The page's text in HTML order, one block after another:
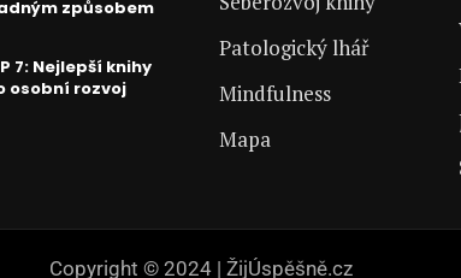
způsobem
7: Nejlepší knihy
osobní rozvoj
Patologický lhář
Mindfulness
Mapa
Copyright © 2024 | ŽijÚspěšně.cz